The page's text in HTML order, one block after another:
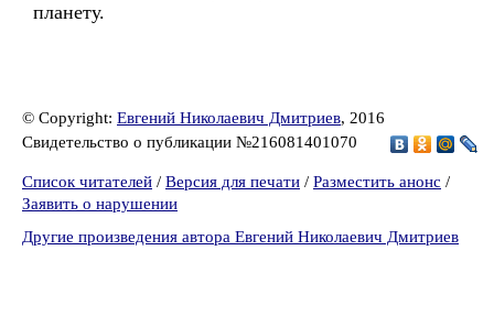
планету.
© Copyright: Евгений Николаевич Дмитриев, 2016
Свидетельство о публикации №216081401070
Список читателей / Версия для печати / Разместить анонс /
Заявить о нарушении
Другие произведения автора Евгений Николаевич Дмитриев